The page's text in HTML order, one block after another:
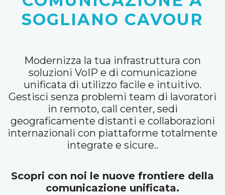
SOGLIANO CAVOUR
Modernizza la tua infrastruttura con
soluzioni VoIP e di comunicazione
unificata di utilizzo facile e intuitivo.
Gestisci senza problemi team di lavoratori
in remoto, call center, sedi
geograficamente distanti e collaborazioni
internazionali con piattaforme totalmente
integrate e sicure..
Scopri con noi le nuove frontiere della
comunicazione unificata.